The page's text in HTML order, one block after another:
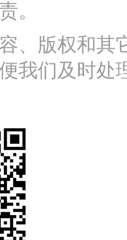
。
、版权和其
我们及时处